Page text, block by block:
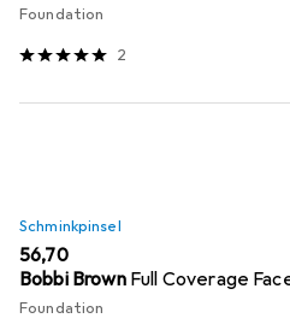
Foundation
2
Schminkpinsel
EUR
56,70
Bobbi Brown Full Coverage
Foundation